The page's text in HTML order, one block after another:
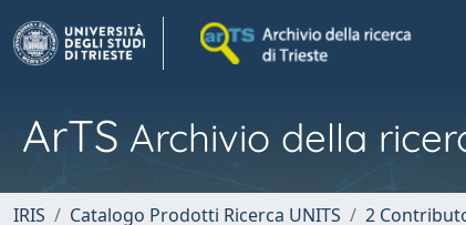
ArTS Archivio della
IRIS Catalogo Prodotti Ricerca UNITS 2